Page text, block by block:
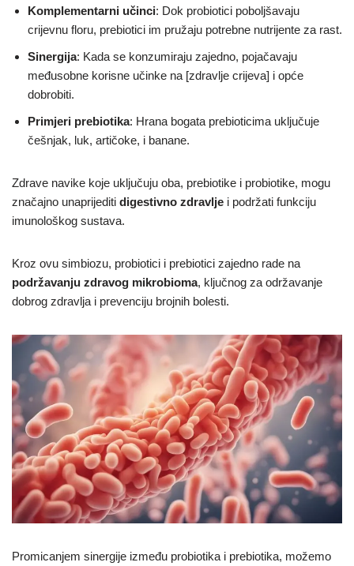
Komplementarni učinci: Dok probiotici poboljšavaju
crijevnu floru, prebiotici im pružaju potrebne nutrijente za rast.
Sinergija: Kada se konzumiraju zajedno, pojačavaju
međusobne korisne učinke na [zdravlje crijeva] i opće
dobrobiti.
Primjeri prebiotika: Hrana bogata prebioticima uključuje
češnjak, luk, artičoke, i banane.
Zdrave navike koje uključuju oba, prebiotike i probiotike, mogu
značajno unaprijediti digestivno zdravlje i podržati funkciju
imunološkog sustava.
Kroz ovu simbiozu, probiotici i prebiotici zajedno rade na
podržavanju zdravog mikrobioma, ključnog za održavanje
dobrog zdravlja i prevenciju brojnih bolesti.
Promicanjem sinergije između probiotika i prebiotika, možemo